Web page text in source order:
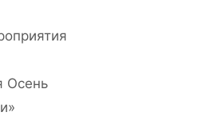
Осень